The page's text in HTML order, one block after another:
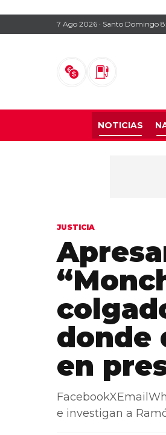
7 Ago 2026 · Santo Domingo
NOTICIAS
JUSTICIA
donde
en
e investigan a